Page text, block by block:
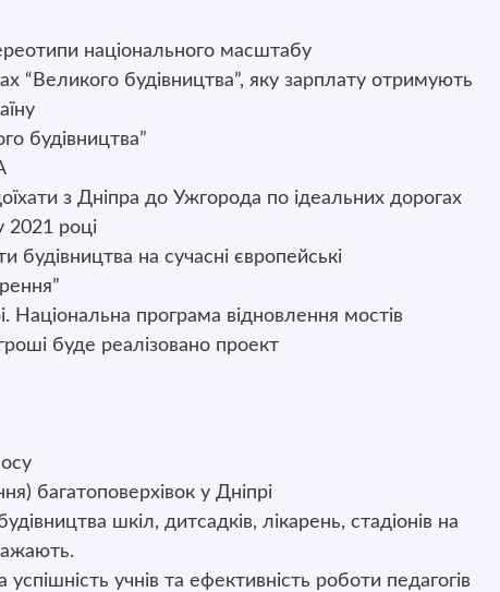
національного масштабу
“Великого будівництва”, яку зарплату отримують
будівництва”
з Дніпра до Ужгорода по ідеальних дорогах
2021 році
будівництва на сучасні європейські
Національна програма відновлення мостів
буде реалізовано проект
багатоповерхівок у Дніпрі
шкіл, дитсадків, лікарень, стадіонів на
учнів та ефективність роботи педагогів